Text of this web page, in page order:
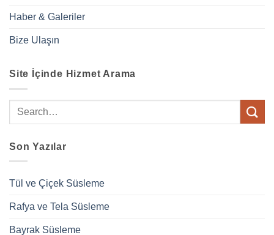
Haber & Galeriler
Bize Ulaşın
Site İçinde Hizmet Arama
Son Yazılar
Tül ve Çiçek Süsleme
Rafya ve Tela Süsleme
Bayrak Süsleme